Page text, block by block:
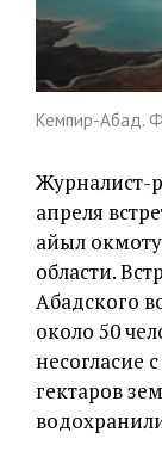
Кемпир-Абад.
Журналист-
апреля
айыл
области.
Абадского
около 50
несогласие
гектаров